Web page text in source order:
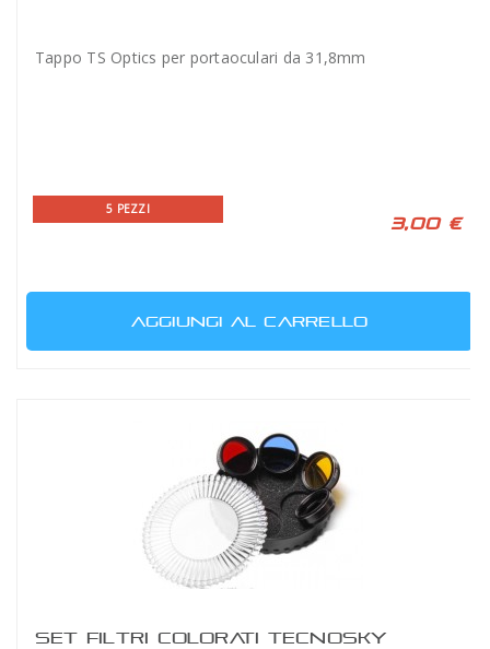
Tappo TS Optics per portaoculari da 31,8mm
5 PEZZI
3,00 €
AGGIUNGI AL CARRELLO
SET FILTRI COLORATI TECNOSKY